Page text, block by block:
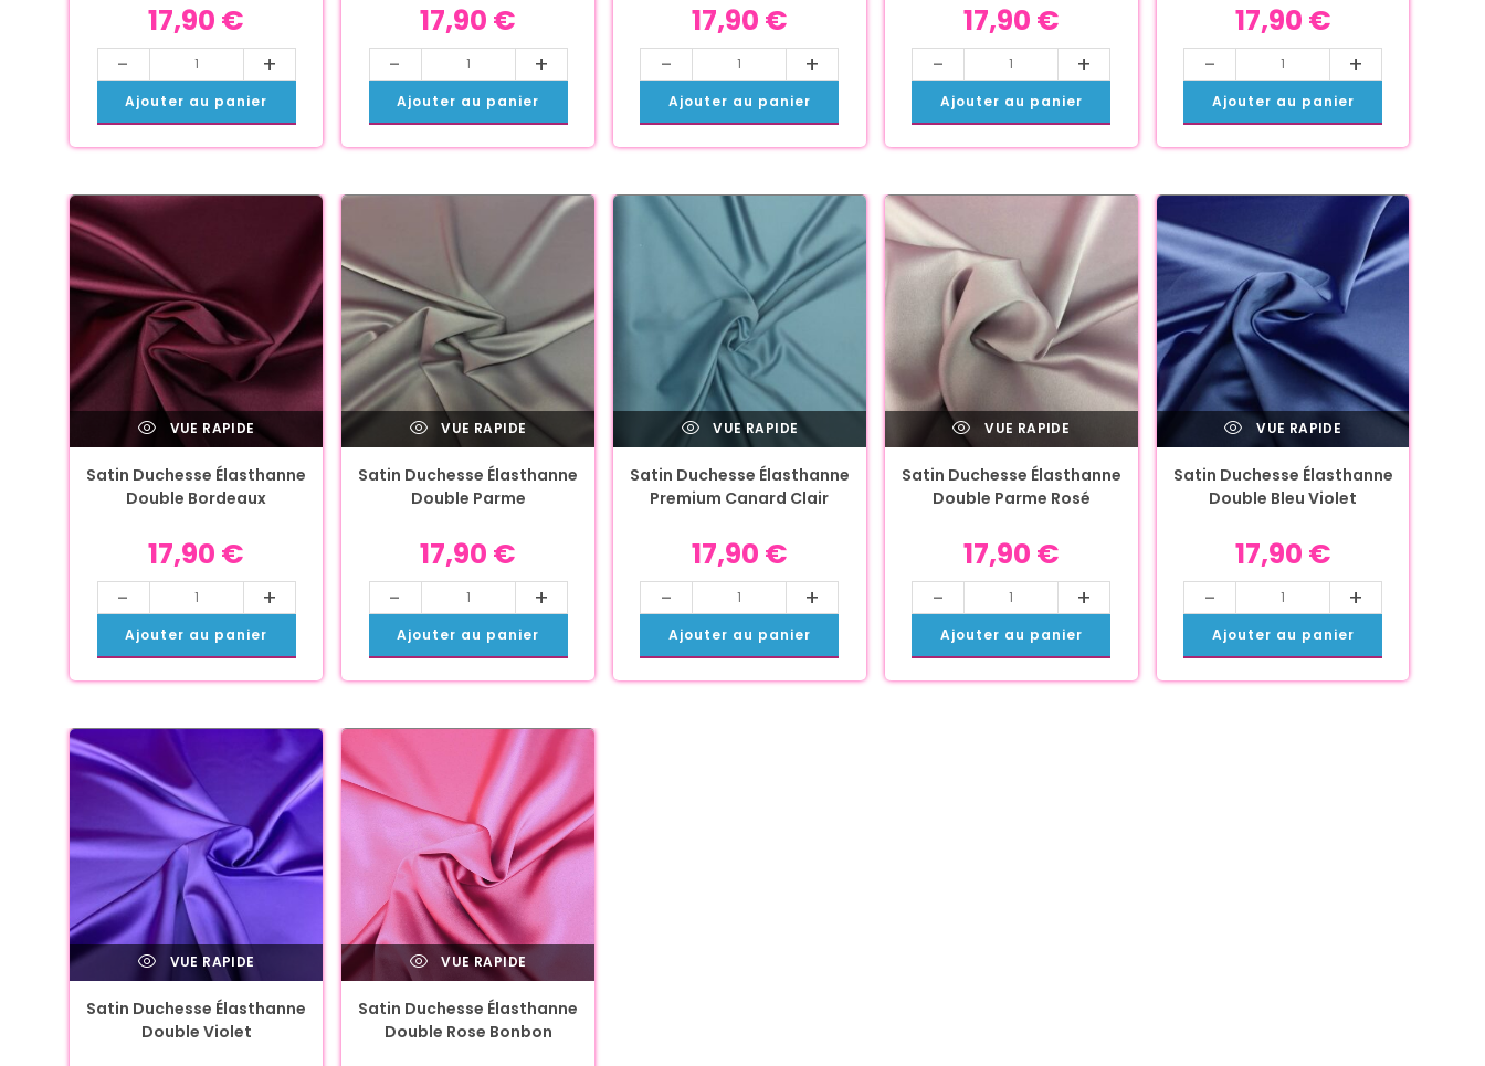
17,90 €
- +
Ajouter au panier
17,90 €
- +
Ajouter au panier
17,90 €
- +
Ajouter au panier
17,90 €
- +
Ajouter au panier
17,90 €
- +
Ajouter au panier
VUE RAPIDE
Satin Duchesse Élasthanne
Double Bordeaux
17,90 €
- +
Ajouter au panier
VUE RAPIDE
Satin Duchesse Élasthanne
Double Parme
17,90 €
- +
Ajouter au panier
VUE RAPIDE
Satin Duchesse Élasthanne
Premium Canard Clair
17,90 €
- +
Ajouter au panier
VUE RAPIDE
Satin Duchesse Élasthanne
Double Parme Rosé
17,90 €
- +
Ajouter au panier
VUE RAPIDE
Satin Duchesse Élasthanne
Double Bleu Violet
17,90 €
- +
Ajouter au panier
VUE RAPIDE
Satin Duchesse Élasthanne
Double Violet
VUE RAPIDE
Satin Duchesse Élasthanne
Double Rose Bonbon